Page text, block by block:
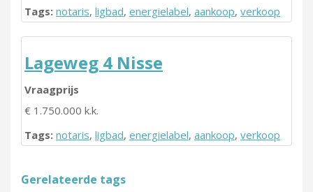
Tags: notaris, ligbad, energielabel, aankoop, verkoop
Lageweg 4 Nisse
Vraagprijs
€ 1.750.000 k.k.
Tags: notaris, ligbad, energielabel, aankoop, verkoop
Gerelateerde tags